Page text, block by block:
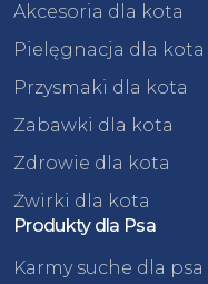
Akcesoria dla kota
Pielęgnacja dla kota
Przysmaki dla kota
Zabawki dla kota
Zdrowie dla kota
Żwirki dla kota
Produkty dla Psa
Karmy suche dla psa